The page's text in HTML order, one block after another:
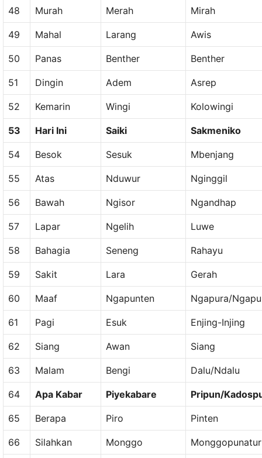
48 Murah Merah Mirah
49 Mahal Larang Awis
50 Panas Benther Benther
51 Dingin Adem Asrep
52 Kemarin Wingi Kolowingi
53 Hari Ini Saiki Sakmeniko
54 Besok Sesuk Mbenjang
55 Atas Nduwur Nginggil
56 Bawah Ngisor Ngandhap
57 Lapar Ngelih Luwe
58 Bahagia Seneng Rahayu
59 Sakit Lara Gerah
60 Maaf Ngapunten Ngapura/
61 Pagi Esuk Enjing-Injing
62 Siang Awan Siang
63 Malam Bengi Dalu/Ndalu
64 Apa Kabar Piyekabare Pripun/
65 Berapa Piro Pinten
66 Silahkan Monggo